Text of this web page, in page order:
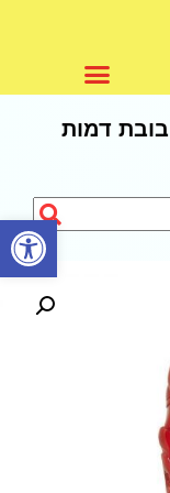
פתח סרגל נגישות
בובת דמות